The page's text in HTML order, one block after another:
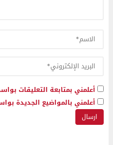
أعلمني بمتابعة التعليقات
أعلمني بالمواضيع الجديدة